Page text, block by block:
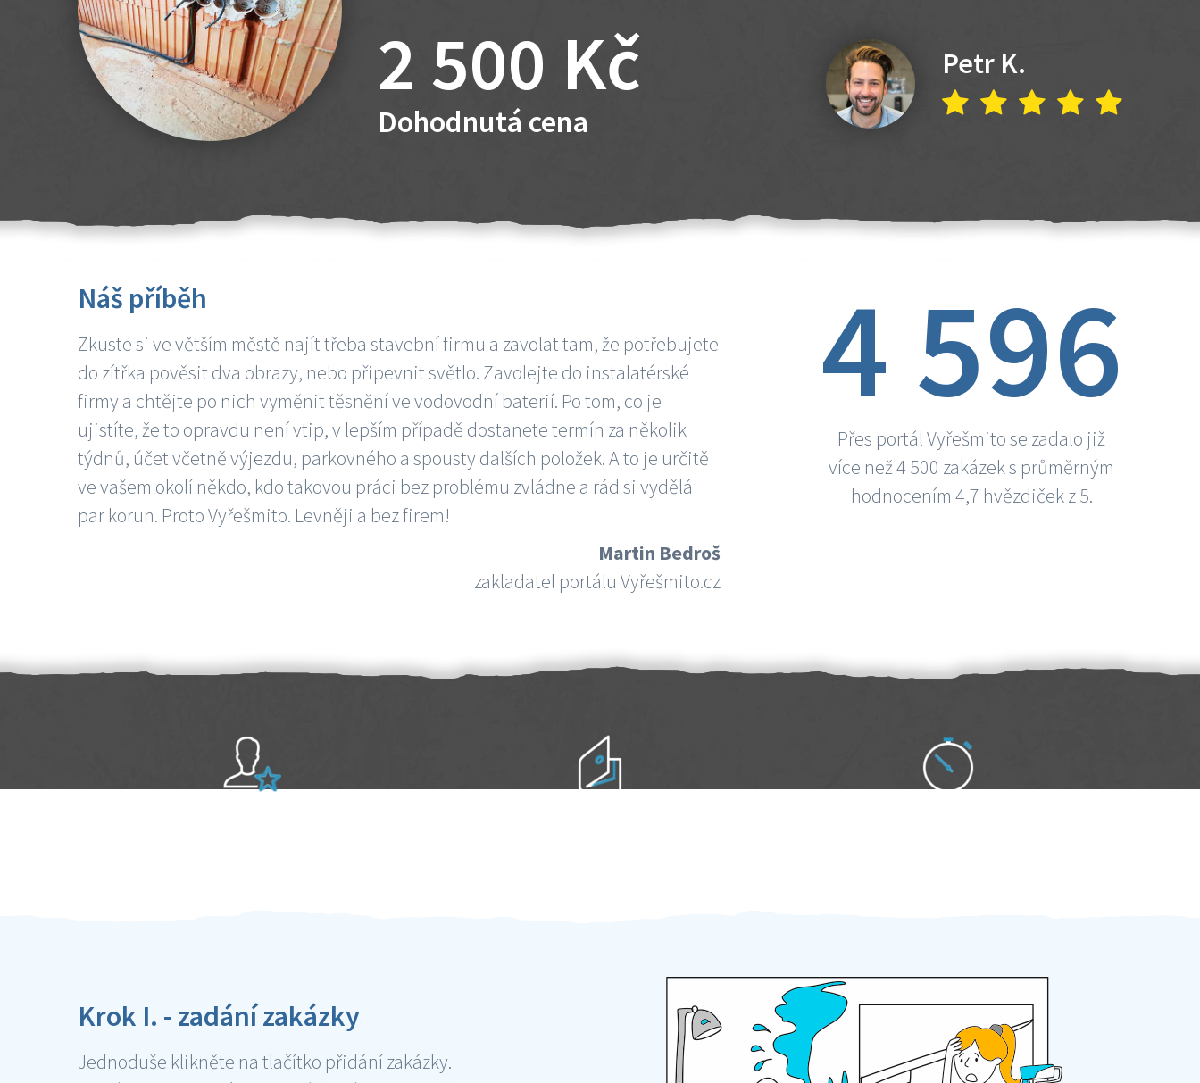
2 500 Kč
Dohodnutá cena
Petr K.
Náš příběh
Zkuste si ve větším městě najít třeba stavební firmu a zavolat tam, že potřebujete
do zítřka pověsit dva obrazy, nebo připevnit světlo. Zavolejte do instalatérské
firmy a chtějte po nich vyměnit těsnění ve vodovodní baterií. Po tom, co je
ujistíte, že to opravdu není vtip, v lepším případě dostanete termín za několik
týdnů, účet včetně výjezdu, parkovného a spousty dalších položek. A to je určitě
ve vašem okolí někdo, kdo takovou práci bez problému zvládne a rád si vydělá
par korun. Proto Vyřešmito. Levněji a bez firem!
Martin Bedroš
zakladatel portálu Vyřešmito.cz
4 596
Přes portál Vyřešmito se zadalo již
více než 4 500 zakázek s průměrným
hodnocením 4,7 hvězdiček z 5.
Krok I. - zadání zakázky
Jednoduše klikněte na tlačítko přidání zakázky.